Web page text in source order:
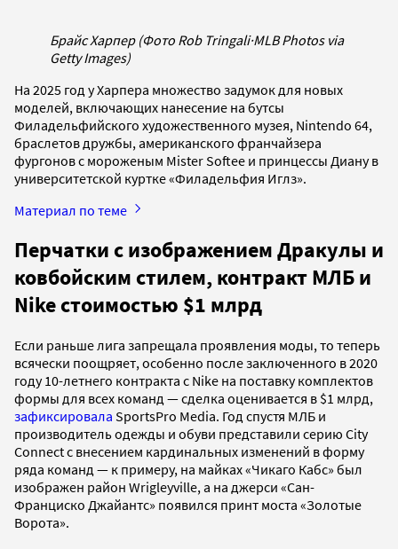
Брайс Харпер (Фото Rob Tringali·MLB Photos via
Getty Images)
На 2025 год у Харпера множество задумок для новых
моделей, включающих нанесение на бутсы
Филадельфийского художественного музея, Nintendo 64,
браслетов дружбы, американского франчайзера
фургонов с мороженым Mister Softee и принцессы Диану в
университетской куртке «Филадельфия Иглз».
Материал по теме
Перчатки с изображением Дракулы и
ковбойским стилем, контракт МЛБ и
Nike стоимостью $1 млрд
Если раньше лига запрещала проявления моды, то теперь
всячески поощряет, особенно после заключенного в 2020
году 10-летнего контракта с Nike на поставку комплектов
формы для всех команд — сделка оценивается в $1 млрд,
зафиксировала SportsPro Media. Год спустя МЛБ и
производитель одежды и обуви представили серию City
Connect с внесением кардинальных изменений в форму
ряда команд — к примеру, на майках «Чикаго Кабс» был
изображен район Wrigleyville, а на джерси «Сан-
Франциско Джайантс» появился принт моста «Золотые
Ворота».